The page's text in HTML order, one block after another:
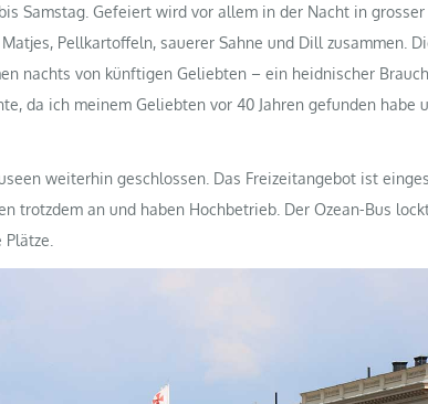
Samstag. Gefeiert wird vor allem in der Nacht in
Pellkartoffeln, sauerer Sahne und Dill zusammen.
nachts von künftigen Geliebten – ein heidnischer
da ich meinem Geliebten vor 40 Jahren gefunden habe
weiterhin geschlossen. Das Freizeitangebot ist
trotzdem an und haben Hochbetrieb. Der Ozean-Bus